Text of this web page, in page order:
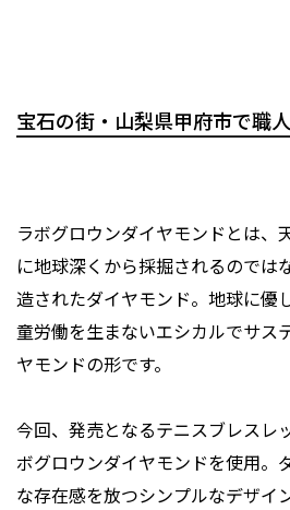
宝石の街・山梨県甲府市で職
ラボグロウンダイヤモンドとは、
に地球深くから採掘されるのでは
造されたダイヤモンド。地球に優
童労働を生まないエシカルでサス
ヤモンドの形です。
今回、発売となるテニスブレスレ
ボグロウンダイヤモンドを使用。
な存在感を放つシンプルなデザイ